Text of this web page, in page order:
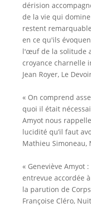
dérision
de la vie qui
restent
en ce qu'ils
l'œuf de la solitude
croyance charnelle
Jean Royer, Le
« On comprend
quoi il était
Amyot nous
lucidité qu’il faut
Mathieu Simoneau,
« Geneviève Amyot
entrevue accordée
la parution de
Françoise Cléro,